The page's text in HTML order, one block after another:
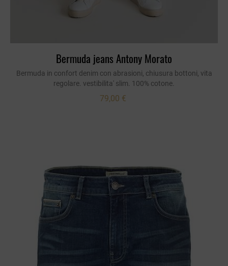
Bermuda jeans Antony Morato
Bermuda in confort denim con abrasioni, chiusura bottoni, vita
regolare. vestibilita' slim. 100% cotone.
79,00 €